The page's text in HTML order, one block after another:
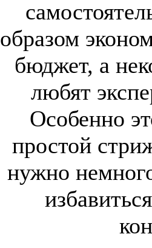
образом
бюджет, а
любят
Особенно
простой
нужно